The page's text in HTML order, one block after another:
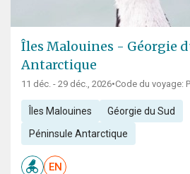
Îles Malouines - Géorgie
Antarctique
11 déc. - 29 déc., 2026•Code du voyage:
Îles Malouines Géorgie du Sud
Péninsule Antarctique
EN